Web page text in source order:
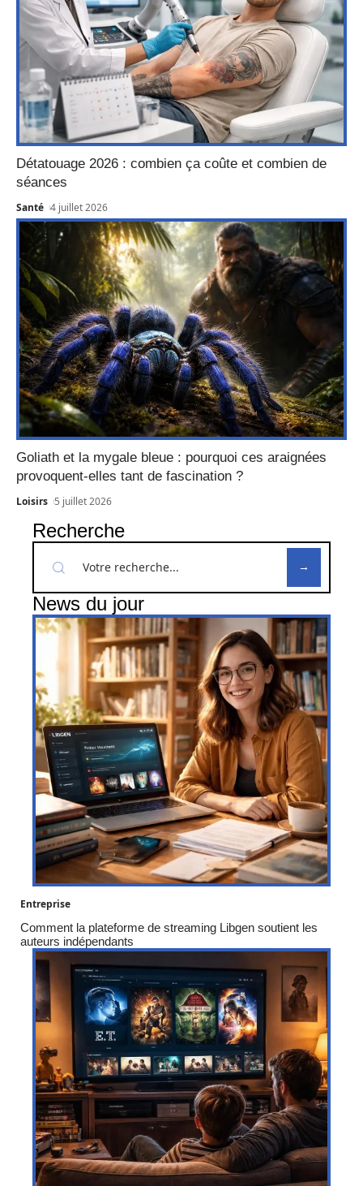
Détatouage 2026 : combien ça coûte et combien de
séances
Santé 4 juillet 2026
Goliath et la mygale bleue : pourquoi ces araignées
provoquent-elles tant de fascination ?
Loisirs 5 juillet 2026
Recherche
News du jour
Entreprise
Comment la plateforme de streaming Libgen soutient les
auteurs indépendants